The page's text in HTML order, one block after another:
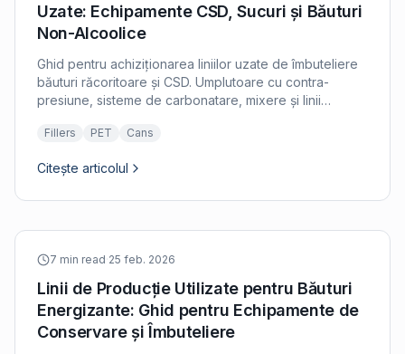
Uzate: Echipamente CSD, Sucuri și Băuturi
Non-Alcoolice
Ghid pentru achiziționarea liniilor uzate de îmbuteliere
băuturi răcoritoare și CSD. Umplutoare cu contra-
presiune, sisteme de carbonatare, mixere și linii
necarbogazoase.
Fillers PET Cans
Citește articolul
7 min read·25 feb. 2026
Linii de Producție Utilizate pentru Băuturi
Energizante: Ghid pentru Echipamente de
Conservare și Îmbuteliere